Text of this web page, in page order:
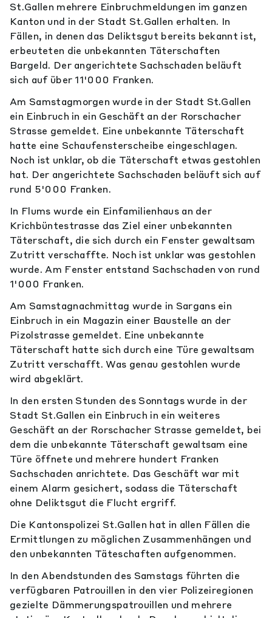
St.Gallen mehrere Einbruchmeldungen im ganzen
Kanton und in der Stadt St.Gallen erhalten. In
Fällen, in denen das Deliktsgut bereits bekannt ist,
erbeuteten die unbekannten Täterschaften
Bargeld. Der angerichtete Sachschaden beläuft
sich auf über 11'000 Franken.
Am Samstagmorgen wurde in der Stadt St.Gallen
ein Einbruch in ein Geschäft an der Rorschacher
Strasse gemeldet. Eine unbekannte Täterschaft
hatte eine Schaufensterscheibe eingeschlagen.
Noch ist unklar, ob die Täterschaft etwas gestohlen
hat. Der angerichtete Sachschaden beläuft sich auf
rund 5'000 Franken.
In Flums wurde ein Einfamilienhaus an der
Krichbüntestrasse das Ziel einer unbekannten
Täterschaft, die sich durch ein Fenster gewaltsam
Zutritt verschaffte. Noch ist unklar was gestohlen
wurde. Am Fenster entstand Sachschaden von rund
1'000 Franken.
Am Samstagnachmittag wurde in Sargans ein
Einbruch in ein Magazin einer Baustelle an der
Pizolstrasse gemeldet. Eine unbekannte
Täterschaft hatte sich durch eine Türe gewaltsam
Zutritt verschafft. Was genau gestohlen wurde
wird abgeklärt.
In den ersten Stunden des Sonntags wurde in der
Stadt St.Gallen ein Einbruch in ein weiteres
Geschäft an der Rorschacher Strasse gemeldet, bei
dem die unbekannte Täterschaft gewaltsam eine
Türe öffnete und mehrere hundert Franken
Sachschaden anrichtete. Das Geschäft war mit
einem Alarm gesichert, sodass die Täterschaft
ohne Deliktsgut die Flucht ergriff.
Die Kantonspolizei St.Gallen hat in allen Fällen die
Ermittlungen zu möglichen Zusammenhängen und
den unbekannten Täteschaften aufgenommen.
In den Abendstunden des Samstags führten die
verfügbaren Patrouillen in den vier Polizeiregionen
gezielte Dämmerungspatrouillen und mehrere